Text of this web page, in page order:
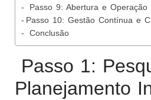
Passo 9: Abertura e Operação
Passo 10: Gestão Contínua e
Conclusão
Passo 1:
Planejamento